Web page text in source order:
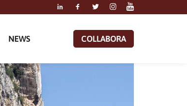
NEWS COLLABORA